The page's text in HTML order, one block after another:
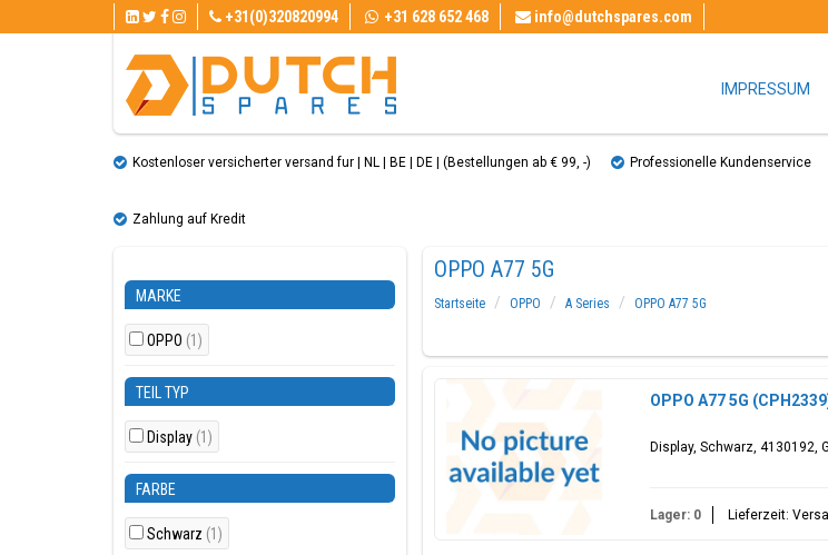
+31(0)320820994 +31 628 652 468 info@dutchspares.com
IMPRESSUM
Kostenloser versicherter versand fur | NL | BE | DE | (Bestellungen ab € 99, ​​-) Professionelle Kundenservice
Zahlung auf Kredit
MARKE
OPPO (1)
TEIL TYP
Display (1)
FARBE
Schwarz (1)
OPPO A77 5G
Startseite OPPO A Series
OPPO A77 5G
OPPO A77 5G
Display, Schwarz, 4130192,
Lager: 0 Lieferzeit: